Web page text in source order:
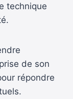
technique
de son
répondre